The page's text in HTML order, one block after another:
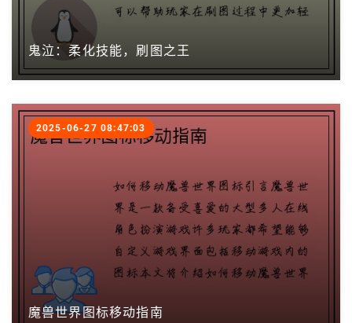
鬼泣：柔化技能，刷图之王
魔兽世界图标移动指南
2025-06-27 08:47:03